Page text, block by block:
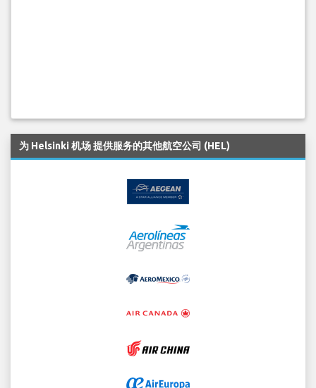
为 Helsinki 机场 提供服务的其他航空公司 (HEL)